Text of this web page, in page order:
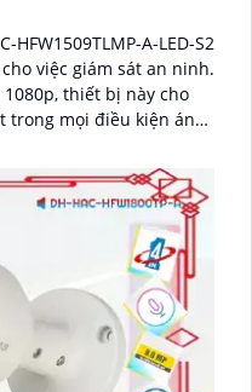
A-LED-S2
việc giám sát an ninh.
thiết bị này cho
trong mọi điều kiện ánh